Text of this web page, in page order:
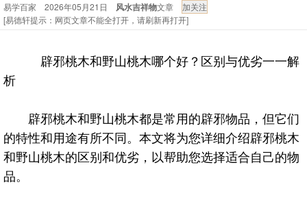
订！！
2025-10-01
易德轩首席风水大师铁笔居士简介！！
2021-9-2
易学百家 2026年05月21日 风水吉祥物文章
[易德轩提示：网页文章不能全打开，请刷新再打开]
辟邪桃木和野山桃木哪个好？区别与优劣一一解
析
辟邪桃木和野山桃木都是常用的辟邪物品，但它们
的特性和用途有所不同。本文将为您详细介绍辟邪桃木
和野山桃木的区别和优劣，以帮助您选择适合自己的物
品。